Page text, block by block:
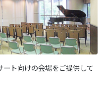
ト向けの会場をご提供して